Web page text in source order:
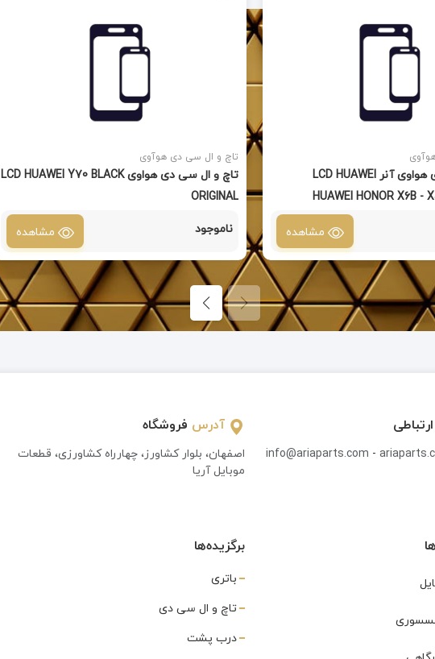
تاچ و ال سی دی هواوی آنر LCD HUAWEI
HUAWEI HONOR X6B -
مشاهده
تاچ و ال سی دی هوآوی
تاچ و ال سی دی هواوی LCD HUAWEI Y70 BLACK
ORIGINAL
ناموجود مشاهده
ارتباطی
info@ariaparts.com -
آدرس فروشگاه
اصفهان، بلوار کشاورز، چهارراه کشاورزی، قطعات
موبایل آریا
برگزیده‌ها
باتری
تاچ و ال سی دی
درب پشت